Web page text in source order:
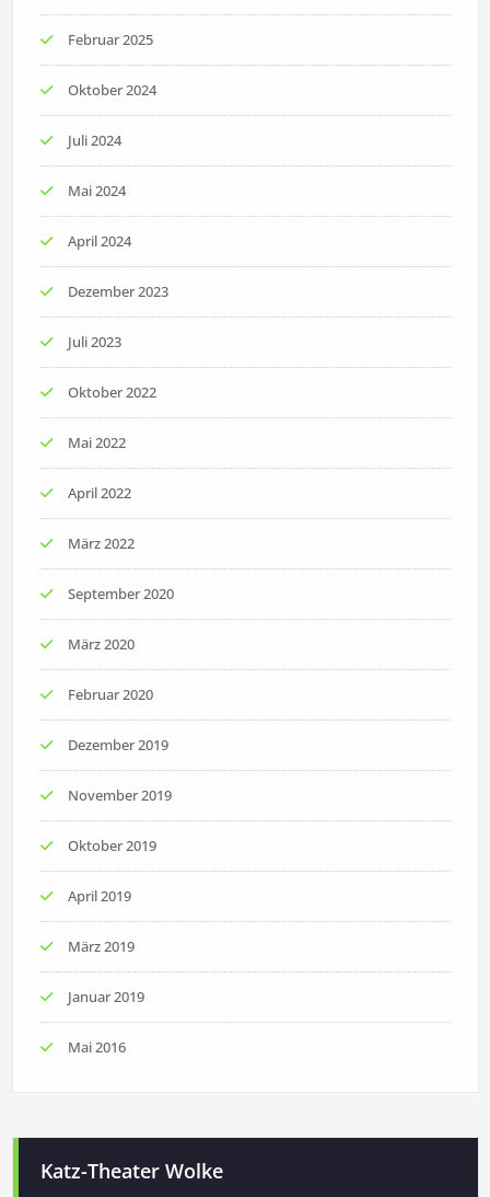
Februar 2025
Oktober 2024
Juli 2024
Mai 2024
April 2024
Dezember 2023
Juli 2023
Oktober 2022
Mai 2022
April 2022
März 2022
September 2020
März 2020
Februar 2020
Dezember 2019
November 2019
Oktober 2019
April 2019
März 2019
Januar 2019
Mai 2016
Katz-Theater Wolke